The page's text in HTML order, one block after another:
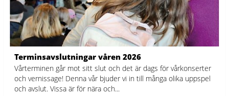
Terminsavslutningar våren 2026
Vårterminen går mot sitt slut och det är dags för vårkonserter
och vernissage! Denna vår bjuder vi in till många olika uppspel
och avslut. Vissa är för nära och...